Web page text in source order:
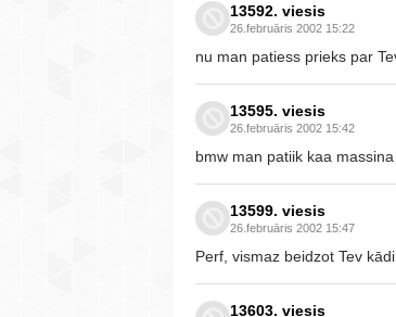
13592. viesis
26.februāris 2002 15:22
nu man patiess prieks par
13595. viesis
26.februāris 2002 15:42
bmw man patiik kaa
13599. viesis
26.februāris 2002 15:47
Perf, vismaz beidzot Tev
13603. viesis